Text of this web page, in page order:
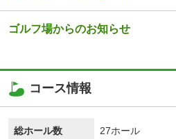
ゴルフ場からのお知らせ
コース情報
総ホール数 27ホール